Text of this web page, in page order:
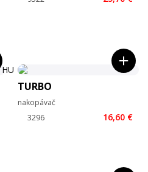
TURBO
nakopávač
16,60 €